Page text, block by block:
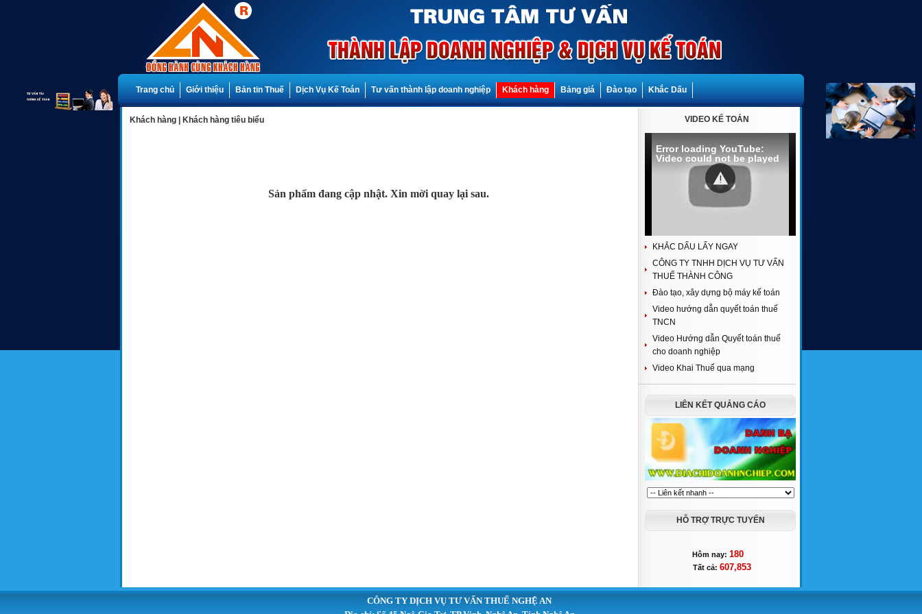
Trang chủ Giới thiệu Bản tin Thuế Dịch Vụ Kế Toán Tư vấn thành lập doanh nghiệp Khách hàng Bảng giá Đào tạo Khắc Dấu
Khách hàng Khách hàng tiêu biểu
Sản phẩm đang cập nhật. Xin mời quay lại sau.
VIDEO KẾ TOÁN
Error loading YouTube:
Video could not be played
KHẮC DẤU LẤY NGAY
CÔNG TY TNHH DỊCH VỤ TƯ VẤN
THUẾ THÀNH CÔNG
Đào tạo, xây dựng bộ máy kế toán
Video hướng dẫn quyết toán thuế
TNCN
Video Hướng dẫn Quyết toán thuế
cho doanh nghiệp
Video Khai Thuế qua mạng
LIÊN KẾT QUẢNG CÁO
HỖ TRỢ TRỰC TUYẾN
Hôm nay: 180
Tất cả: 607,853
CÔNG TY DỊCH VỤ TƯ VẤN THUẾ NGHỆ AN